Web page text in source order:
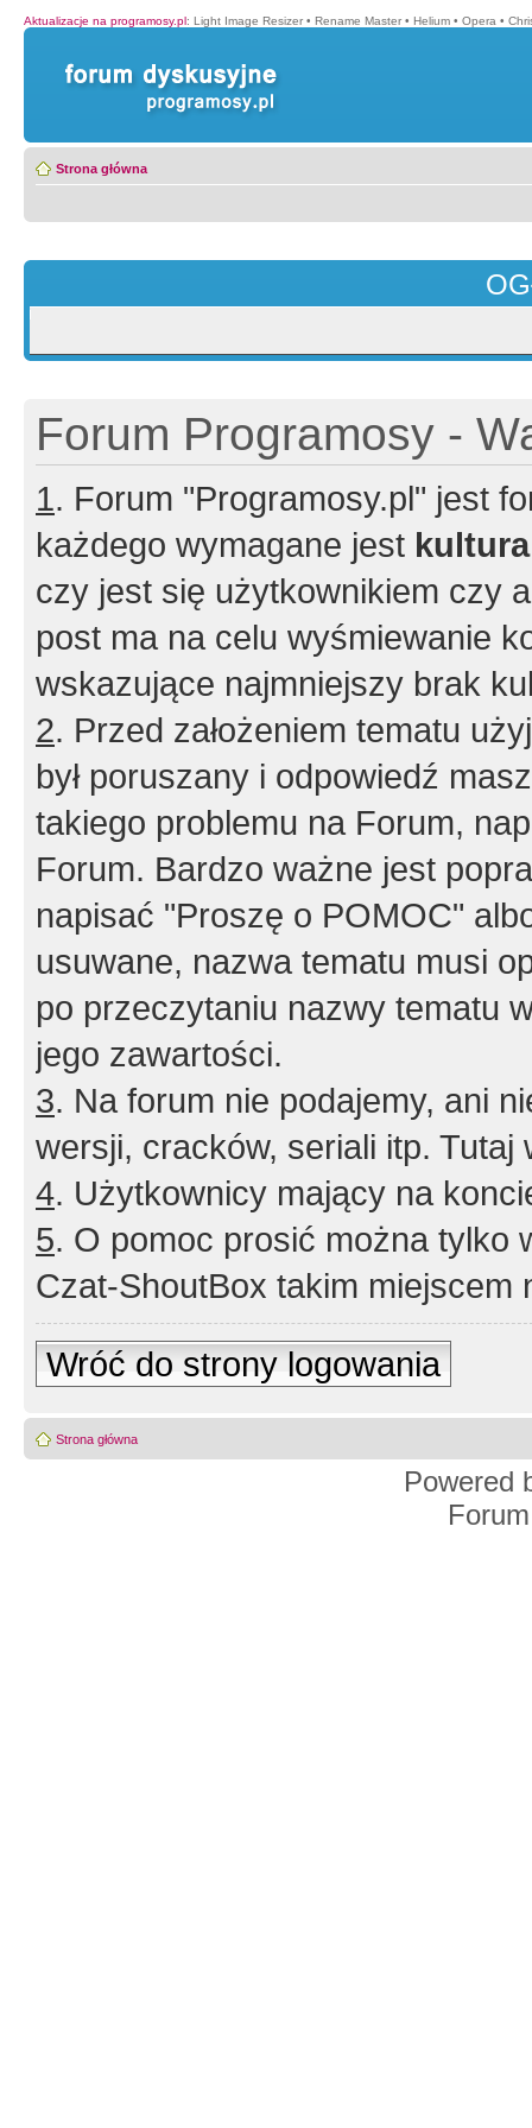
Aktualizacje na programosy.pl: Light Image Resizer • Rename Master • Helium • Opera •
Strona główna
Forum Programosy -
1. Forum "Programosy.pl" jest
każdego wymagane jest
czy jest się użytkownikiem czy
post ma na celu wyśmiewanie
wskazujące najmniejszy brak
2. Przed założeniem tematu
był poruszany i odpowiedź
takiego problemu na Forum,
Forum. Bardzo ważne jest
napisać "Proszę o POMOC"
usuwane, nazwa tematu musi
po przeczytaniu nazwy tematu
jego zawartości.
3. Na forum nie podajemy, ani
wersji, cracków, seriali itp. Tutaj
4. Użytkownicy mający na
5. O pomoc prosić można tylko
Czat-ShoutBox takim miejscem
Wróć do strony logowania
Strona główna
Powered